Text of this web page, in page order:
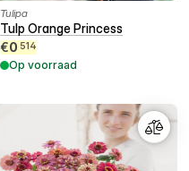
Tulipa
Tulp Orange Princess
€0 514
Op voorraad